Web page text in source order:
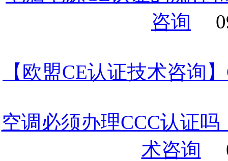
咨询
【欧盟CE认证技术咨询
空调必须办理CCC认证
术咨询